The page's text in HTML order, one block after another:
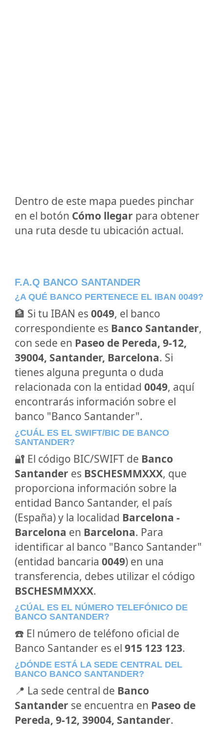
Dentro de este mapa puedes pinchar
en el botón Cómo llegar para obtener
una ruta desde tu ubicación actual.
F.A.Q BANCO SANTANDER
¿A QUÉ BANCO PERTENECE EL IBAN 0049?
🏦 Si tu IBAN es 0049, el banco
correspondiente es Banco Santander,
con sede en Paseo de Pereda, 9-12,
39004, Santander, Barcelona. Si
tienes alguna pregunta o duda
relacionada con la entidad 0049, aquí
encontrarás información sobre el
banco "Banco Santander".
¿CUÁL ES EL SWIFT/BIC DE BANCO
SANTANDER?
🔐 El código BIC/SWIFT de Banco
Santander es BSCHESMMXXX, que
proporciona información sobre la
entidad Banco Santander, el país
(España) y la localidad Barcelona -
Barcelona en Barcelona. Para
identificar al banco "Banco Santander"
(entidad bancaria 0049) en una
transferencia, debes utilizar el código
BSCHESMMXXX.
¿CÚAL ES EL NÚMERO TELEFÓNICO DE
BANCO SANTANDER?
☎️ El número de teléfono oficial de
Banco Santander es el 915 123 123.
¿DÓNDE ESTÁ LA SEDE CENTRAL DEL
BANCO BANCO SANTANDER?
📍 La sede central de Banco
Santander se encuentra en Paseo de
Pereda, 9-12, 39004, Santander.